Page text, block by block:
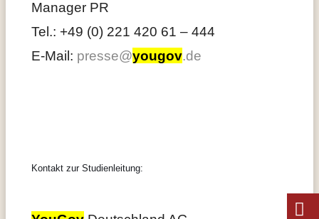
Manager PR
Tel.: +49 (0) 221 420 61 – 444
E-Mail: presse@yougov.de
Kontakt zur Studienleitung: